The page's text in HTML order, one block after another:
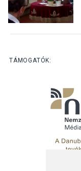
TÁMOGATÓK: